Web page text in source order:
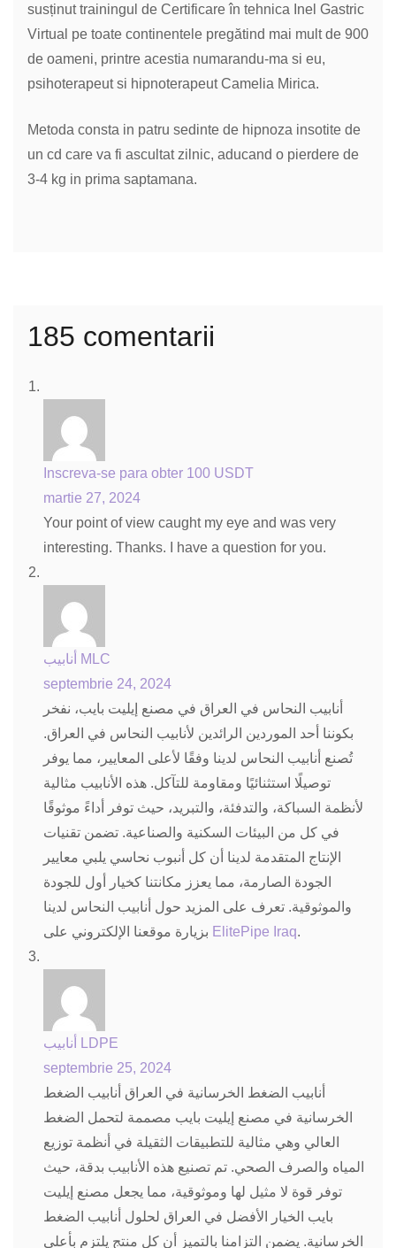
susținut trainingul de Certificare în tehnica Inel Gastric
Virtual pe toate continentele pregătind mai mult de 900
de oameni, printre acestia numarandu-ma si eu,
psihoterapeut si hipnoterapeut Camelia Mirica.
Metoda consta in patru sedinte de hipnoza insotite de
un cd care va fi ascultat zilnic, aducand o pierdere de
3-4 kg in prima saptamana.
185 comentarii
Inscreva-se para obter 100 USDT
martie 27, 2024
Your point of view caught my eye and was very
interesting. Thanks. I have a question for you.
أنابيب MLC
septembrie 24, 2024
أنابيب النحاس في العراق في مصنع إيليت بايب، نفخر
بكوننا أحد الموردين الرائدين لأنابيب النحاس في العراق.
تُصنع أنابيب النحاس لدينا وفقًا لأعلى المعايير، مما يوفر
توصيلًا استثنائيًا ومقاومة للتآكل. هذه الأنابيب مثالية
لأنظمة السباكة، والتدفئة، والتبريد، حيث توفر أداءً موثوقًا
في كل من البيئات السكنية والصناعية. تضمن تقنيات
الإنتاج المتقدمة لدينا أن كل أنبوب نحاسي يلبي معايير
الجودة الصارمة، مما يعزز مكانتنا كخيار أول للجودة
والموثوقية. تعرف على المزيد حول أنابيب النحاس لدينا
ElitePipe Iraq.
أنابيب LDPE
septembrie 25, 2024
أنابيب الضغط الخرسانية في العراق أنابيب الضغط
الخرسانية في مصنع إيليت بايب مصممة لتحمل الضغط
العالي وهي مثالية للتطبيقات الثقيلة في أنظمة توزيع
المياه والصرف الصحي. تم تصنيع هذه الأنابيب بدقة، حيث
توفر قوة لا مثيل لها وموثوقية، مما يجعل مصنع إيليت
بايب الخيار الأفضل في العراق لحلول أنابيب الضغط
الخرسانية. يضمن التزامنا بالتميز أن كل منتج يلتزم بأعلى